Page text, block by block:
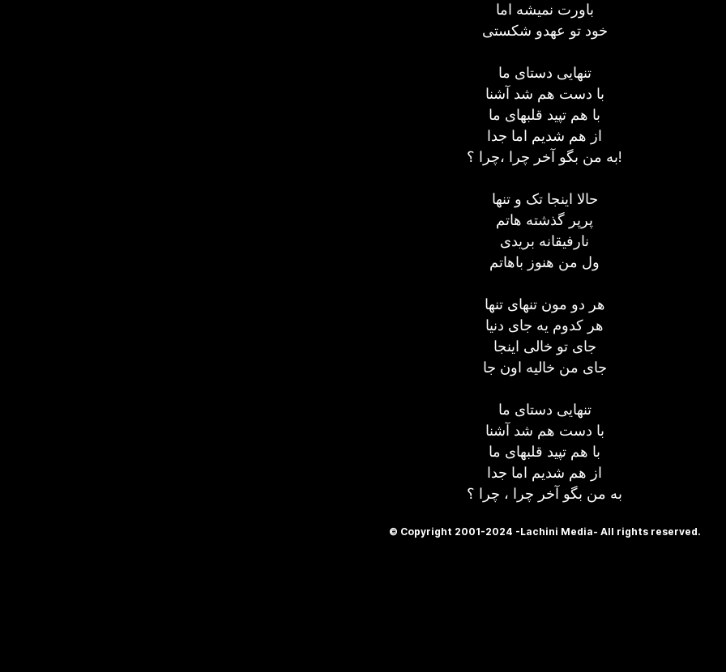
باورت نمیشه اما
خود تو عهدو شکستی
تنهایی دستای ما
با دست هم شد آشنا
با هم تپید قلبهای ما
از هم شدیم اما جدا
به من بگو آخر چرا ،چرا ؟!
حالا اینجا تک و تنها
پرپر گذشته هاتم
نارفیقانه بریدی
ول من هنوز باهاتم
هر دو مون تنهای تنها
هر کدوم یه جای دنیا
جای تو خالی اینجا
جای من خالیه اون جا
تنهایی دستای ما
با دست هم شد آشنا
با هم تپید قلبهای ما
از هم شدیم اما جدا
به من بگو آخر چرا ، چرا ؟
© Copyright 2001-2024 -Lachini Media- All rights reserved.